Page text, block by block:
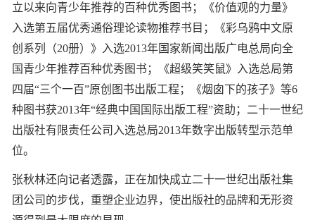
立以来向青少年推荐的百种优秀图书；《价值观的力量》
入选第五届优秀通俗理论读物推荐书目；《彩乌鸦中文原
创系列（20册）》入选2013年国家新闻出版广电总局向全
国青少年推荐百种优秀图书；《超级笑笑鼠》入选总局第
四届“三个一百”原创图书出版工程；《烟囱下的孩子》等6
种图书获2013年“经典中国国际出版工程”资助；二十一世纪
出版社有限责任公司入选总局2013年数字出版转型示范单
位。
张秋林还向记者透露，正在加快成立二十一世纪出版社集
团公司的步伐，重塑企业边界，使出版社的品牌和无形资